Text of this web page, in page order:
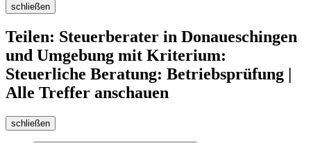
schließen
Teilen: Steuerberater in Donaueschingen
und Umgebung mit Kriterium:
Steuerliche Beratung: Betriebsprüfung |
Alle Treffer anschauen
schließen